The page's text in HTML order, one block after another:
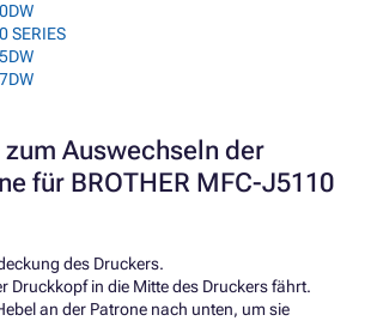
SERIES
Auswechseln der
für BROTHER MFC-J5110
des Druckers.
Druckkopf in die Mitte des Druckers fährt.
an der Patrone nach unten, um sie